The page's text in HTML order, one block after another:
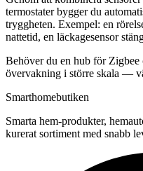
termostater bygger du
tryggheten. Exempel: en
nattetid, en läckagesensor
Behöver du en hub för
övervakning i större skala —
Smarthomebutiken
Smarta hem-produkter,
kurerat sortiment med snabb